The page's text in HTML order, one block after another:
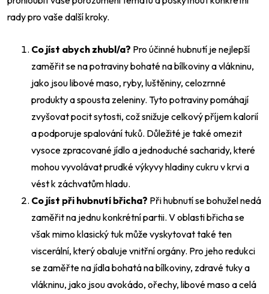
rady pro vaše další kroky.
Co jíst abych zhubl/a? Pro účinné hubnutí je nejlepší
zaměřit se na potraviny bohaté na bílkoviny a vlákninu,
jako jsou libové maso, ryby, luštěniny, celozrnné
produkty a spousta zeleniny. Tyto potraviny pomáhají
zvyšovat pocit sytosti, což snižuje celkový příjem kalorií
a podporuje spalování tuků. Důležité je také omezit
vysoce zpracované jídlo a jednoduché sacharidy, které
mohou vyvolávat prudké výkyvy hladiny cukru v krvi a
vést k záchvatům hladu.
Co jíst při hubnutí břicha? Při hubnutí se bohužel nedá
zaměřit na jednu konkrétní partii. V oblasti břicha se
však mimo klasický tuk může vyskytovat také ten
viscerální, který obaluje vnitřní orgány. Pro jeho redukci
se zaměřte na jídla bohatá na bílkoviny, zdravé tuky a
vlákninu, jako jsou avokádo, ořechy, libové maso a celá